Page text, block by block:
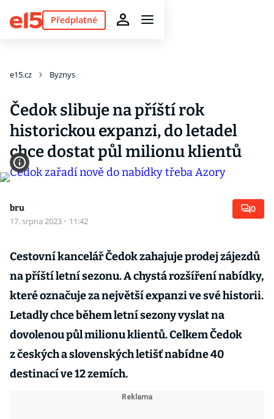
Předplatné
e15.cz Byznys
Čedok slibuje na příští rok
historickou expanzi, do letadel
chce dostat půl milionu klientů
bru
17. srpna 2023 · 11:42
0
Cestovní kancelář Čedok zahajuje prodej zájezdů
na příští letní sezonu. A chystá rozšíření nabídky,
které označuje za největší expanzi ve své historii.
Letadly chce během letní sezony vyslat na
dovolenou půl milionu klientů. Celkem Čedok
z českých a slovenských letišť nabídne 40
destinací ve 12 zemích.